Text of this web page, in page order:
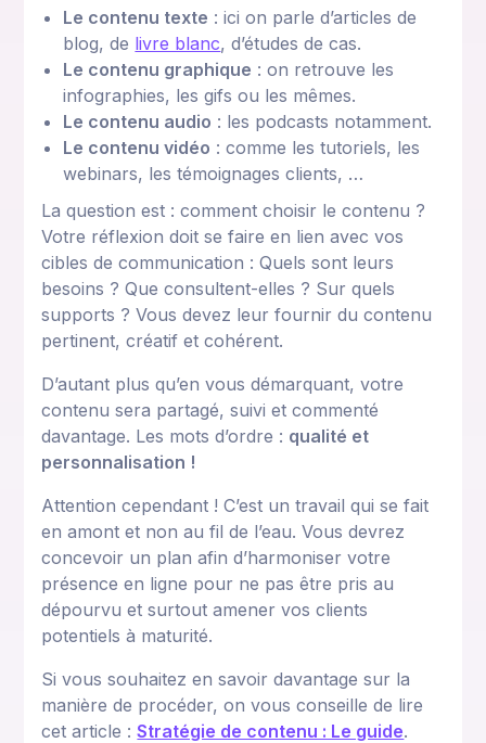
Le contenu texte : ici on parle d’articles de
blog, de livre blanc, d’études de cas.
Le contenu graphique : on retrouve les
infographies, les gifs ou les mêmes.
Le contenu audio : les podcasts notamment.
Le contenu vidéo : comme les tutoriels, les
webinars, les témoignages clients, …
La question est : comment choisir le contenu ?
Votre réflexion doit se faire en lien avec vos
cibles de communication : Quels sont leurs
besoins ? Que consultent-elles ? Sur quels
supports ? Vous devez leur fournir du contenu
pertinent, créatif et cohérent.
D’autant plus qu’en vous démarquant, votre
contenu sera partagé, suivi et commenté
davantage. Les mots d’ordre : qualité et
personnalisation !
Attention cependant ! C’est un travail qui se fait
en amont et non au fil de l’eau. Vous devrez
concevoir un plan afin d’harmoniser votre
présence en ligne pour ne pas être pris au
dépourvu et surtout amener vos clients
potentiels à maturité.
Si vous souhaitez en savoir davantage sur la
manière de procéder, on vous conseille de lire
cet article :Stratégie de contenu : Le guide.